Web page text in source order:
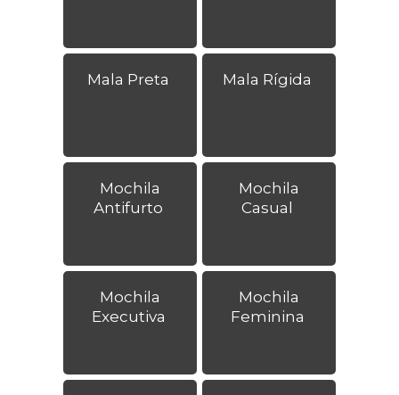
Mala Preta Mala Rígida
Mochila
Antifurto
Mochila
Casual
Mochila
Executiva
Mochila
Feminina